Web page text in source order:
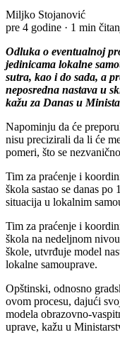
Miljko Stojanović
pre 4 godine · 1 min
Odluka o eventualnoj
jedinicama lokalne
sutra, kao i do sada, a
neposredna nastava u
kažu za Danas u
Napominju da će
nisu precizirali da li će
pomeri, što se
Tim za praćenje i
škola sastao se danas po
situacija u lokalnim
Tim za praćenje i
škola na nedeljnom
škole, utvrđuje model
lokalne samouprave.
Opštinski, odnosno
ovom procesu, dajući
modela obrazovno-
uprave, kažu u